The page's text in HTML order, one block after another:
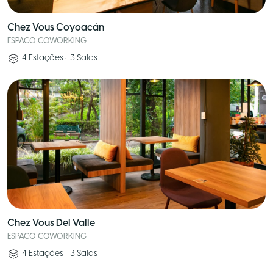
Chez Vous Coyoacán
ESPACO COWORKING
4 Estações • 3 Salas
Chez Vous Del Valle
ESPACO COWORKING
4 Estações • 3 Salas